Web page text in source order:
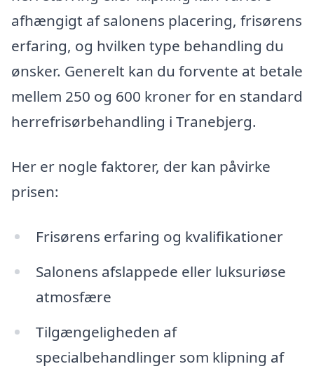
afhængigt af salonens placering, frisørens
erfaring, og hvilken type behandling du
ønsker. Generelt kan du forvente at betale
mellem 250 og 600 kroner for en standard
herrefrisørbehandling i Tranebjerg.
Her er nogle faktorer, der kan påvirke
prisen:
Frisørens erfaring og kvalifikationer
Salonens afslappede eller luksuriøse
atmosfære
Tilgængeligheden af
specialbehandlinger som klipning af